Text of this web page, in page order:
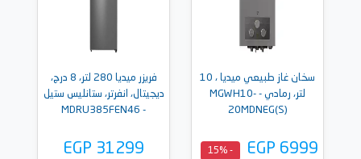
سخان غاز طبيعي ميديا ، 10
لتر، رمادي - MGWH10-
20MDNEG(S)
EGP 6999
- 15%
فريزر ميديا 280 لتر، 8 درج،
ديجيتال، انفرتر، ستانليس ستيل
- MDRU385FEN46
EGP 31299